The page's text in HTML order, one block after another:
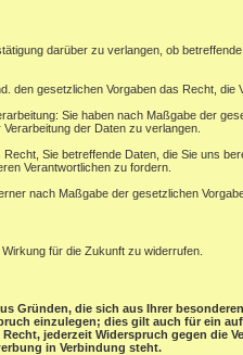
darüber zu verlangen, ob
den gesetzlichen Vorgaben das Recht,
Sie haben nach Maßgabe der
der Daten zu verlangen.
Sie betreffende Daten, die Sie uns
Verantwortlichen zu fordern.
nach Maßgabe der gesetzlichen
für die Zukunft zu widerrufen.
Gründen, die sich aus Ihrer
einzulegen; dies gilt auch für ein
jederzeit Widerspruch gegen die
in Verbindung steht.